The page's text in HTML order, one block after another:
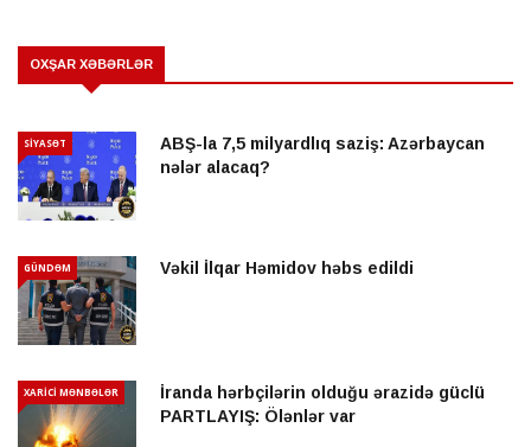
OXŞAR XƏBƏRLƏR
SİYASƏT
ABŞ-la 7,5 milyardlıq saziş: Azərbaycan
nələr alacaq?
GÜNDƏM Vəkil İlqar Həmidov həbs edildi
XARİCİ MƏNBƏLƏR
İranda hərbçilərin olduğu ərazidə güclü
PARTLAYIŞ: Ölənlər var